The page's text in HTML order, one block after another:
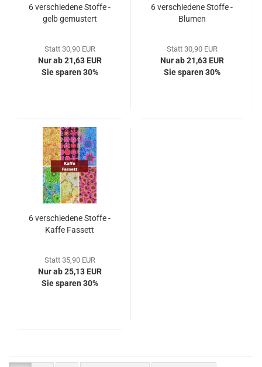
6 verschiedene Stoffe -
gelb gemustert
Statt 30,90 EUR
Nur ab 21,63 EUR
Sie sparen 30%
6 verschiedene Stoffe -
Blumen
Statt 30,90 EUR
Nur ab 21,63 EUR
Sie sparen 30%
6 verschiedene Stoffe -
Kaffe Fassett
Statt 35,90 EUR
Nur ab 25,13 EUR
Sie sparen 30%